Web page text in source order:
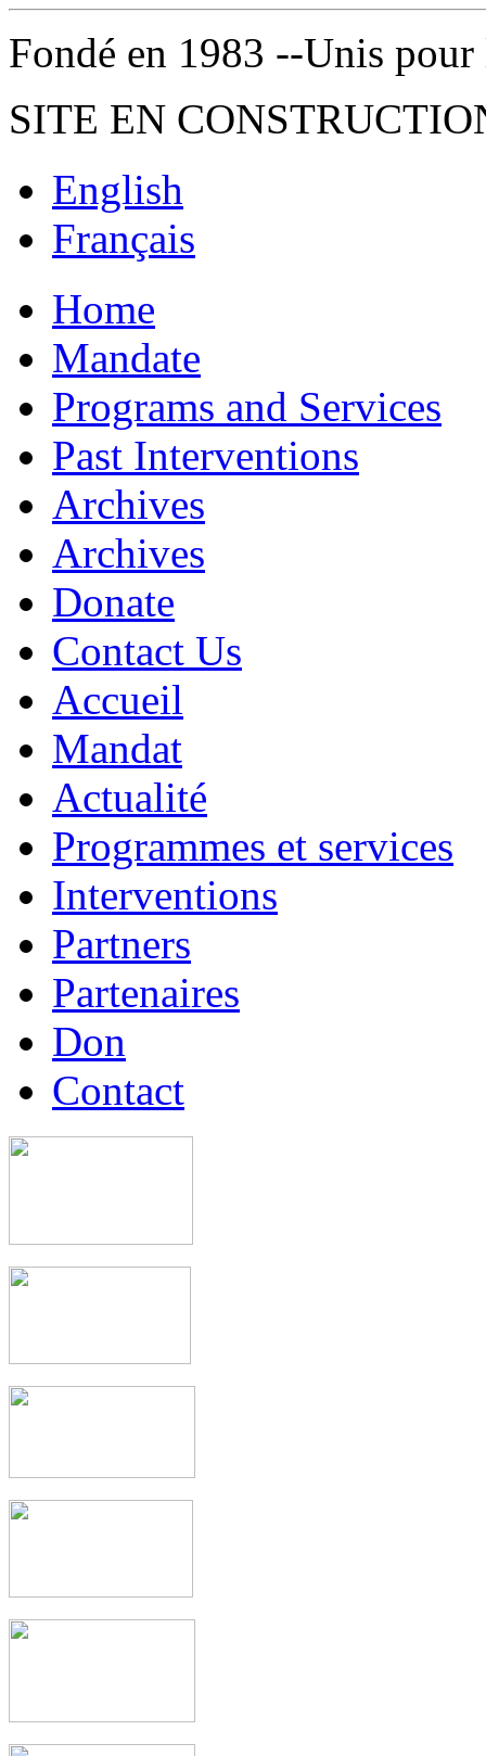
Fondé en 1983 --Unis
SITE EN
English
Français
Home
Mandate
Programs and Services
Past Interventions
Archives
Archives
Donate
Contact Us
Accueil
Mandat
Actualité
Programmes et services
Interventions
Partners
Partenaires
Don
Contact